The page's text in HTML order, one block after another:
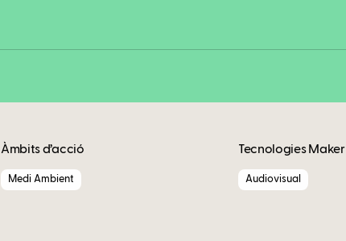
Àmbits d’acció
Medi Ambient
Tecnologies Maker
Audiovisual